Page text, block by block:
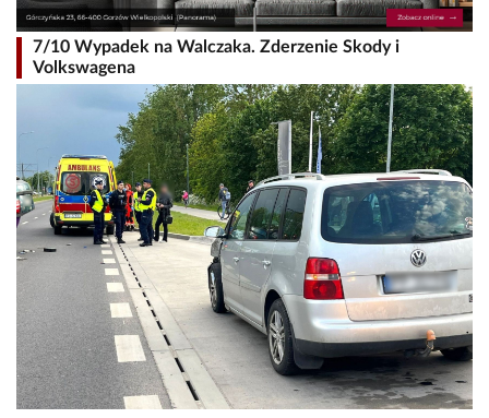
7/10 Wypadek na Walczaka. Zderzenie Skody i
Volkswagena